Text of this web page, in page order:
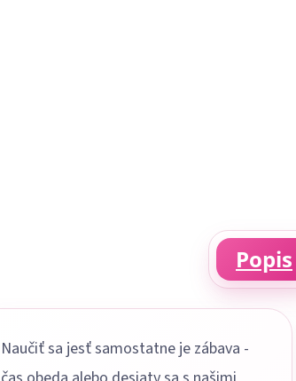
Popis
Naučiť sa jesť samostatne je zábava -